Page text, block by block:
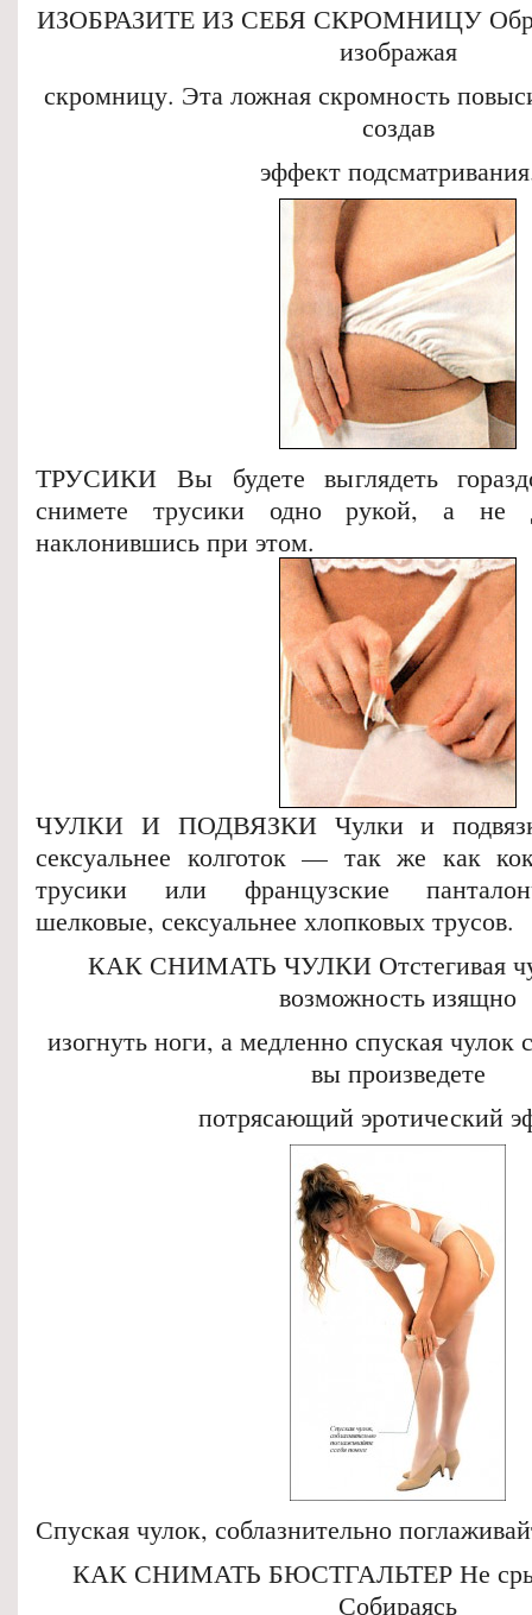
ИЗОБРАЗИТЕ ИЗ СЕБЯ СКРОМНИЦУ
изображая
скромницу. Эта ложная скромность
создав
эффект
ТРУСИКИ Вы будете выглядеть
снимете трусики одно рукой, а
наклонившись при этом.
ЧУЛКИ И ПОДВЯЗКИ Чулки и
сексуальнее колготок — так же как
трусики или французские
шелковые, сексуальнее хлопковых трусов.
КАК СНИМАТЬ ЧУЛКИ Отстегивая
возможность изящно
изогнуть ноги, а медленно спуская
вы произведете
потрясающий эротический
Спуская чулок, соблазнительно
КАК СНИМАТЬ БЮСТГАЛЬТЕР Не
Собираясь